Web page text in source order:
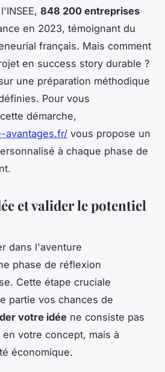
848 200 entreprises
en 2023, témoignant du
français. Mais comment
en success story durable ?
une préparation méthodique
Pour vous
démarche,
avantages.fr/ vous propose un
à chaque phase de
et valider le potentiel
dans l'aventure
phase de réflexion
Cette étape cruciale
partie vos chances de
votre idée ne consiste pas
votre concept, mais à
économique.